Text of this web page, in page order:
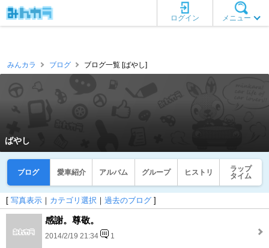
メニュー
ログイン
みんカラ ブログ ブログ一覧 [ばやし]
ばやし
ブログ 愛車紹介 アルバム グループ ヒストリ
ラップ
タイム
[ 写真表示 ｜ カテゴリ選択 ｜ 過去のブログ ]
感謝。尊敬。
2014/2/19 21:34 1